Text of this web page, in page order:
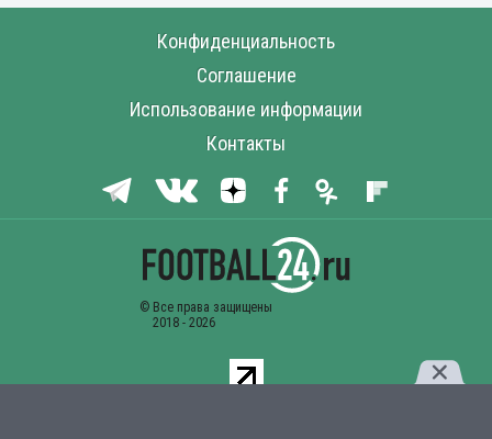
Конфиденциальность
Соглашение
Использование информации
Контакты